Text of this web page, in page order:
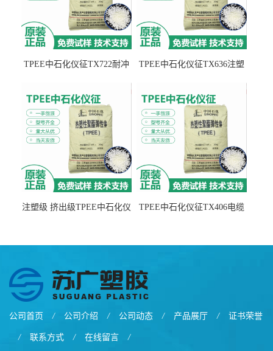
TPEE中石化仪征TX722耐冲
TPEE中石化仪征TX636注塑
注塑级 挤出级TPEE中石化仪
TPEE中石化仪征TX406电缆
公司首页 / 公司介绍 / 公司动态 / 产品展厅 / 证书荣誉
/ 联系方式 / 在线留言 /